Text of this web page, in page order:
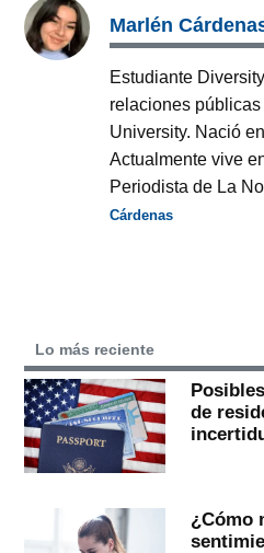
Marlén
Estudiante
relaciones
University. Nació
Actualmente vive
Periodista de La
Cárdenas
Lo más reciente
de
¿Cómo